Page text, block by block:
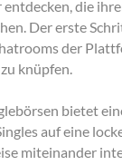
die
Der erste
der
knüpfen.
bietet
auf eine
miteinander